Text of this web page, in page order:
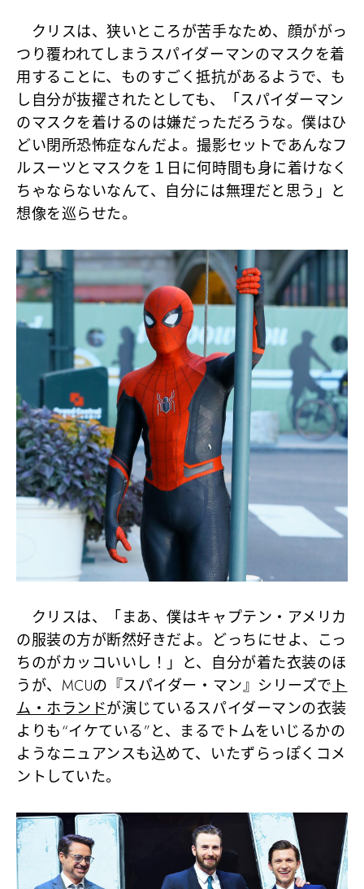
クリスは、狭いところが苦手なため、顔ががっ
つり覆われてしまうスパイダーマンのマスクを着
用することに、ものすごく抵抗があるようで、も
し自分が抜擢されたとしても、「スパイダーマン
のマスクを着けるのは嫌だっただろうな。僕はひ
どい閉所恐怖症なんだよ。撮影セットであんなフ
ルスーツとマスクを１日に何時間も身に着けなく
ちゃならないなんて、自分には無理だと思う」と
想像を巡らせた。
クリスは、「まあ、僕はキャプテン・アメリカ
の服装の方が断然好きだよ。どっちにせよ、こっ
ちのがカッコいいし！」と、自分が着た衣装のほ
うが、MCUの『スパイダー・マン』シリーズで ト
ム・ホランドが演じているスパイダーマンの衣装
よりも“イケている”と、まるでトムをいじるかの
ようなニュアンスも込めて、いたずらっぽくコメ
ントしていた。